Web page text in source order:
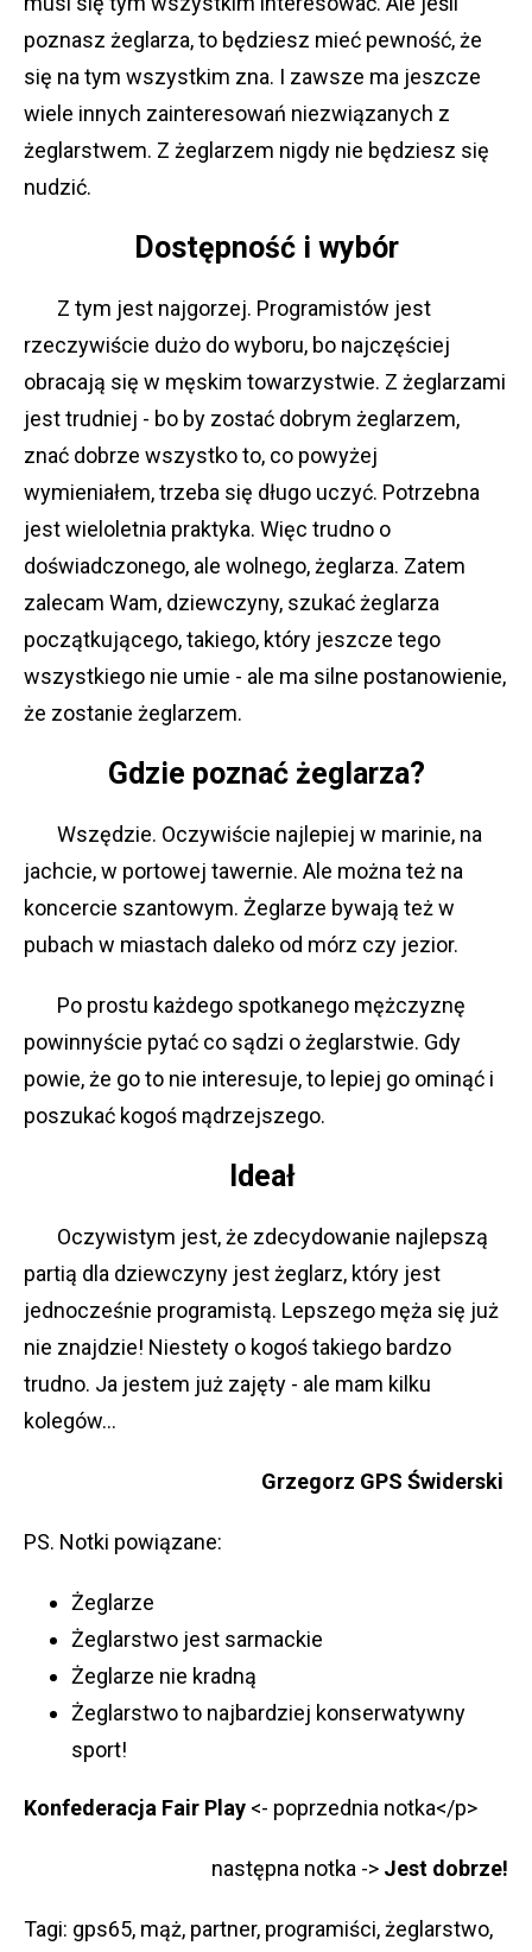
poznasz żeglarza, to będziesz mieć pewność, że
się na tym wszystkim zna. I zawsze ma jeszcze
wiele innych zainteresowań niezwiązanych z
żeglarstwem. Z żeglarzem nigdy nie będziesz się
nudzić.
Dostępność i wybór
Z tym jest najgorzej. Programistów jest
rzeczywiście dużo do wyboru, bo najczęściej
obracają się w męskim towarzystwie. Z żeglarzami
jest trudniej - bo by zostać dobrym żeglarzem,
znać dobrze wszystko to, co powyżej
wymieniałem, trzeba się długo uczyć. Potrzebna
jest wieloletnia praktyka. Więc trudno o
doświadczonego, ale wolnego, żeglarza. Zatem
zalecam Wam, dziewczyny, szukać żeglarza
początkującego, takiego, który jeszcze tego
wszystkiego nie umie - ale ma silne postanowienie,
że zostanie żeglarzem.
Gdzie poznać żeglarza?
Wszędzie. Oczywiście najlepiej w marinie, na
jachcie, w portowej tawernie. Ale można też na
koncercie szantowym. Żeglarze bywają też w
pubach w miastach daleko od mórz czy jezior.
Po prostu każdego spotkanego mężczyznę
powinnyście pytać co sądzi o żeglarstwie. Gdy
powie, że go to nie interesuje, to lepiej go ominąć i
poszukać kogoś mądrzejszego.
Ideał
Oczywistym jest, że zdecydowanie najlepszą
partią dla dziewczyny jest żeglarz, który jest
jednocześnie programistą. Lepszego męża się już
nie znajdzie! Niestety o kogoś takiego bardzo
trudno. Ja jestem już zajęty - ale mam kilku
kolegów...
Grzegorz GPS Świderski
PS. Notki powiązane:
Żeglarze
Żeglarstwo jest sarmackie
Żeglarze nie kradną
Żeglarstwo to najbardziej konserwatywny
sport!
Konfederacja Fair Play <- poprzednia notka</p>
następna notka -> Jest dobrze!
Tagi: gps65, mąż, partner, programiści, żeglarstwo,